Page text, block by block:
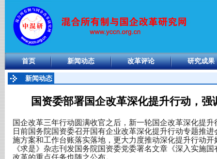
首页 新闻动态 改革评论 研究成果
新闻动态
国资委部署国企改革深化提升行动，
国企改革三年行动圆满收官之后，新一轮国企改革深化提
日前国务院国资委召开国有企业改革深化提升行动专题推
施方案和工作台账落实落地，更大力度推动深化提升行动
《求是》杂志刊发国务院国资委党委署名文章《深入实施
改革的重点任务也随之公布。